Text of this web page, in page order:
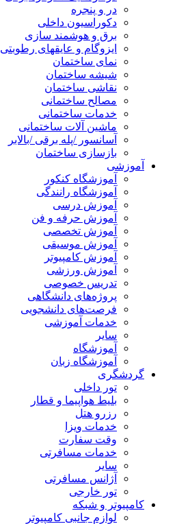
در و پنجره
دکوراسیون داخلی
برق و هوشمند سازی
ایزوگام و عایقهای رطوبتی
نمای ساختمان
شیشه ساختمان
نقاشی ساختمان
مصالح ساختمانی
خدمات ساختمانی
ماشین آلات ساختمانی
آسانسور /پله برقی /بالابر
بازسازی ساختمان
آموزشی
آموزشگاه کنکور
آموزشگاه رانندگی
آموزش درسی
آموزش حرفه و فن
آموزش تخصصی
آموزش موسیقی
آموزش کامپیوتر
آموزش ورزشی
تدریس خصوصی
پروژه‌های دانشگاهی
فرصت‌های دانشجویی
خدمات آموزشی
سایر
آموزشگاه
آموزشگاه زبان
گردشگری
تور داخلی
بلیط هواپیما و قطار
رزرو هتل
خدمات ویزا
وقت سفارت
خدمات مسافرتی
سایر
آژانس مسافرتی
تور خارجی
کامپیوتر و شبکه
لوازم جانبی کامپیوتر